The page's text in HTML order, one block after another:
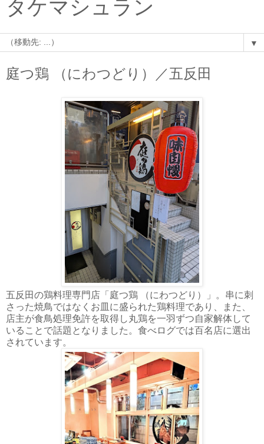
タケマシュラン
▼
庭つ鶏 （にわつどり）／五反田
五反田の鶏料理専門店「庭つ鶏 （にわつどり）」。串に刺
さった焼鳥ではなくお皿に盛られた鶏料理であり、また、
店主が食鳥処理免許を取得し丸鶏を一羽ずつ自家解体して
いることで話題となりました。食べログでは百名店に選出
されています。